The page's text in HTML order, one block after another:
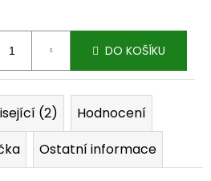
DO KOŠÍKU
(2)
Hodnocení
Ostatní informace